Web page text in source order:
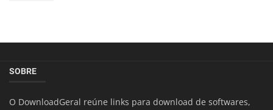
SOBRE
O DownloadGeral reúne links para download de softwares,